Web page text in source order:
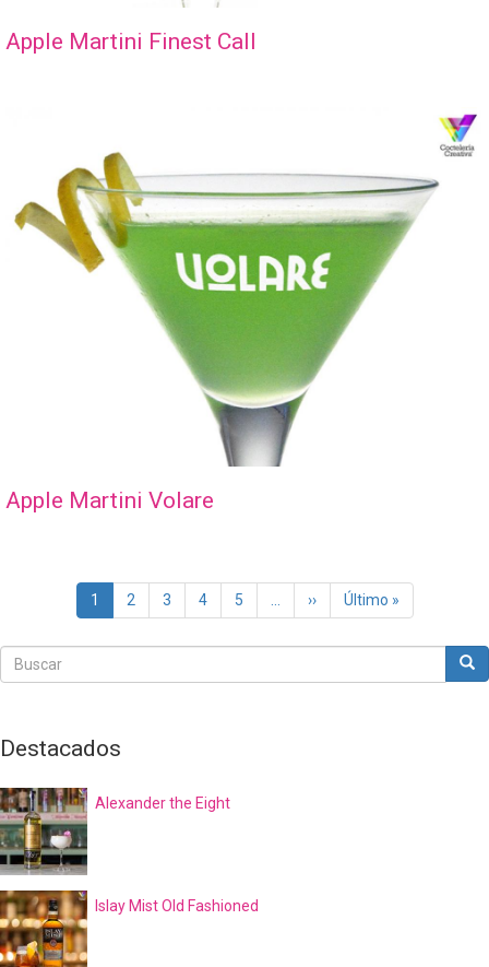
Apple Martini Finest Call
Apple Martini Volare
Paginación
Página
actual
1 Page
2 Page
3 Page
4 Page
5
Siguiente
página
››
Última
página
Último »
Buscar
Buscar
Destacados
Alexander the Eight
Islay Mist Old Fashioned